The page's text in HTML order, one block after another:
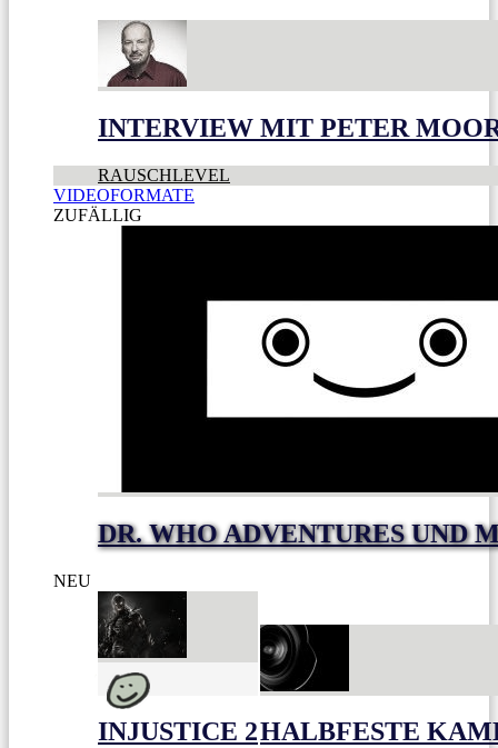
INTERVIEW MIT PETER
RAUSCHLEVEL
VIDEOFORMATE
ZUFÄLLIG
DR. WHO ADVENTURES UND
NEU
INJUSTICE 2HALBFESTE